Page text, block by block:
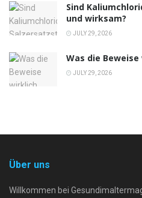
Sind
und wirksam?
JULY 29, 2026
Was die
JULY 29, 2026
Über uns
Willkommen bei